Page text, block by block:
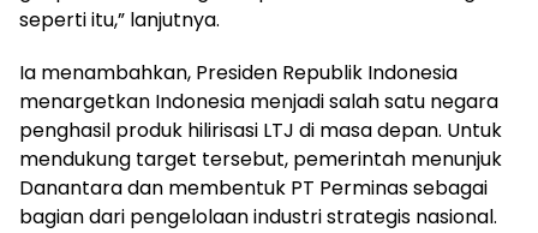
seperti itu,” lanjutnya.
Ia menambahkan, Presiden Republik Indonesia
menargetkan Indonesia menjadi salah satu negara
penghasil produk hilirisasi LTJ di masa depan. Untuk
mendukung target tersebut, pemerintah menunjuk
Danantara dan membentuk PT Perminas sebagai
bagian dari pengelolaan industri strategis nasional.